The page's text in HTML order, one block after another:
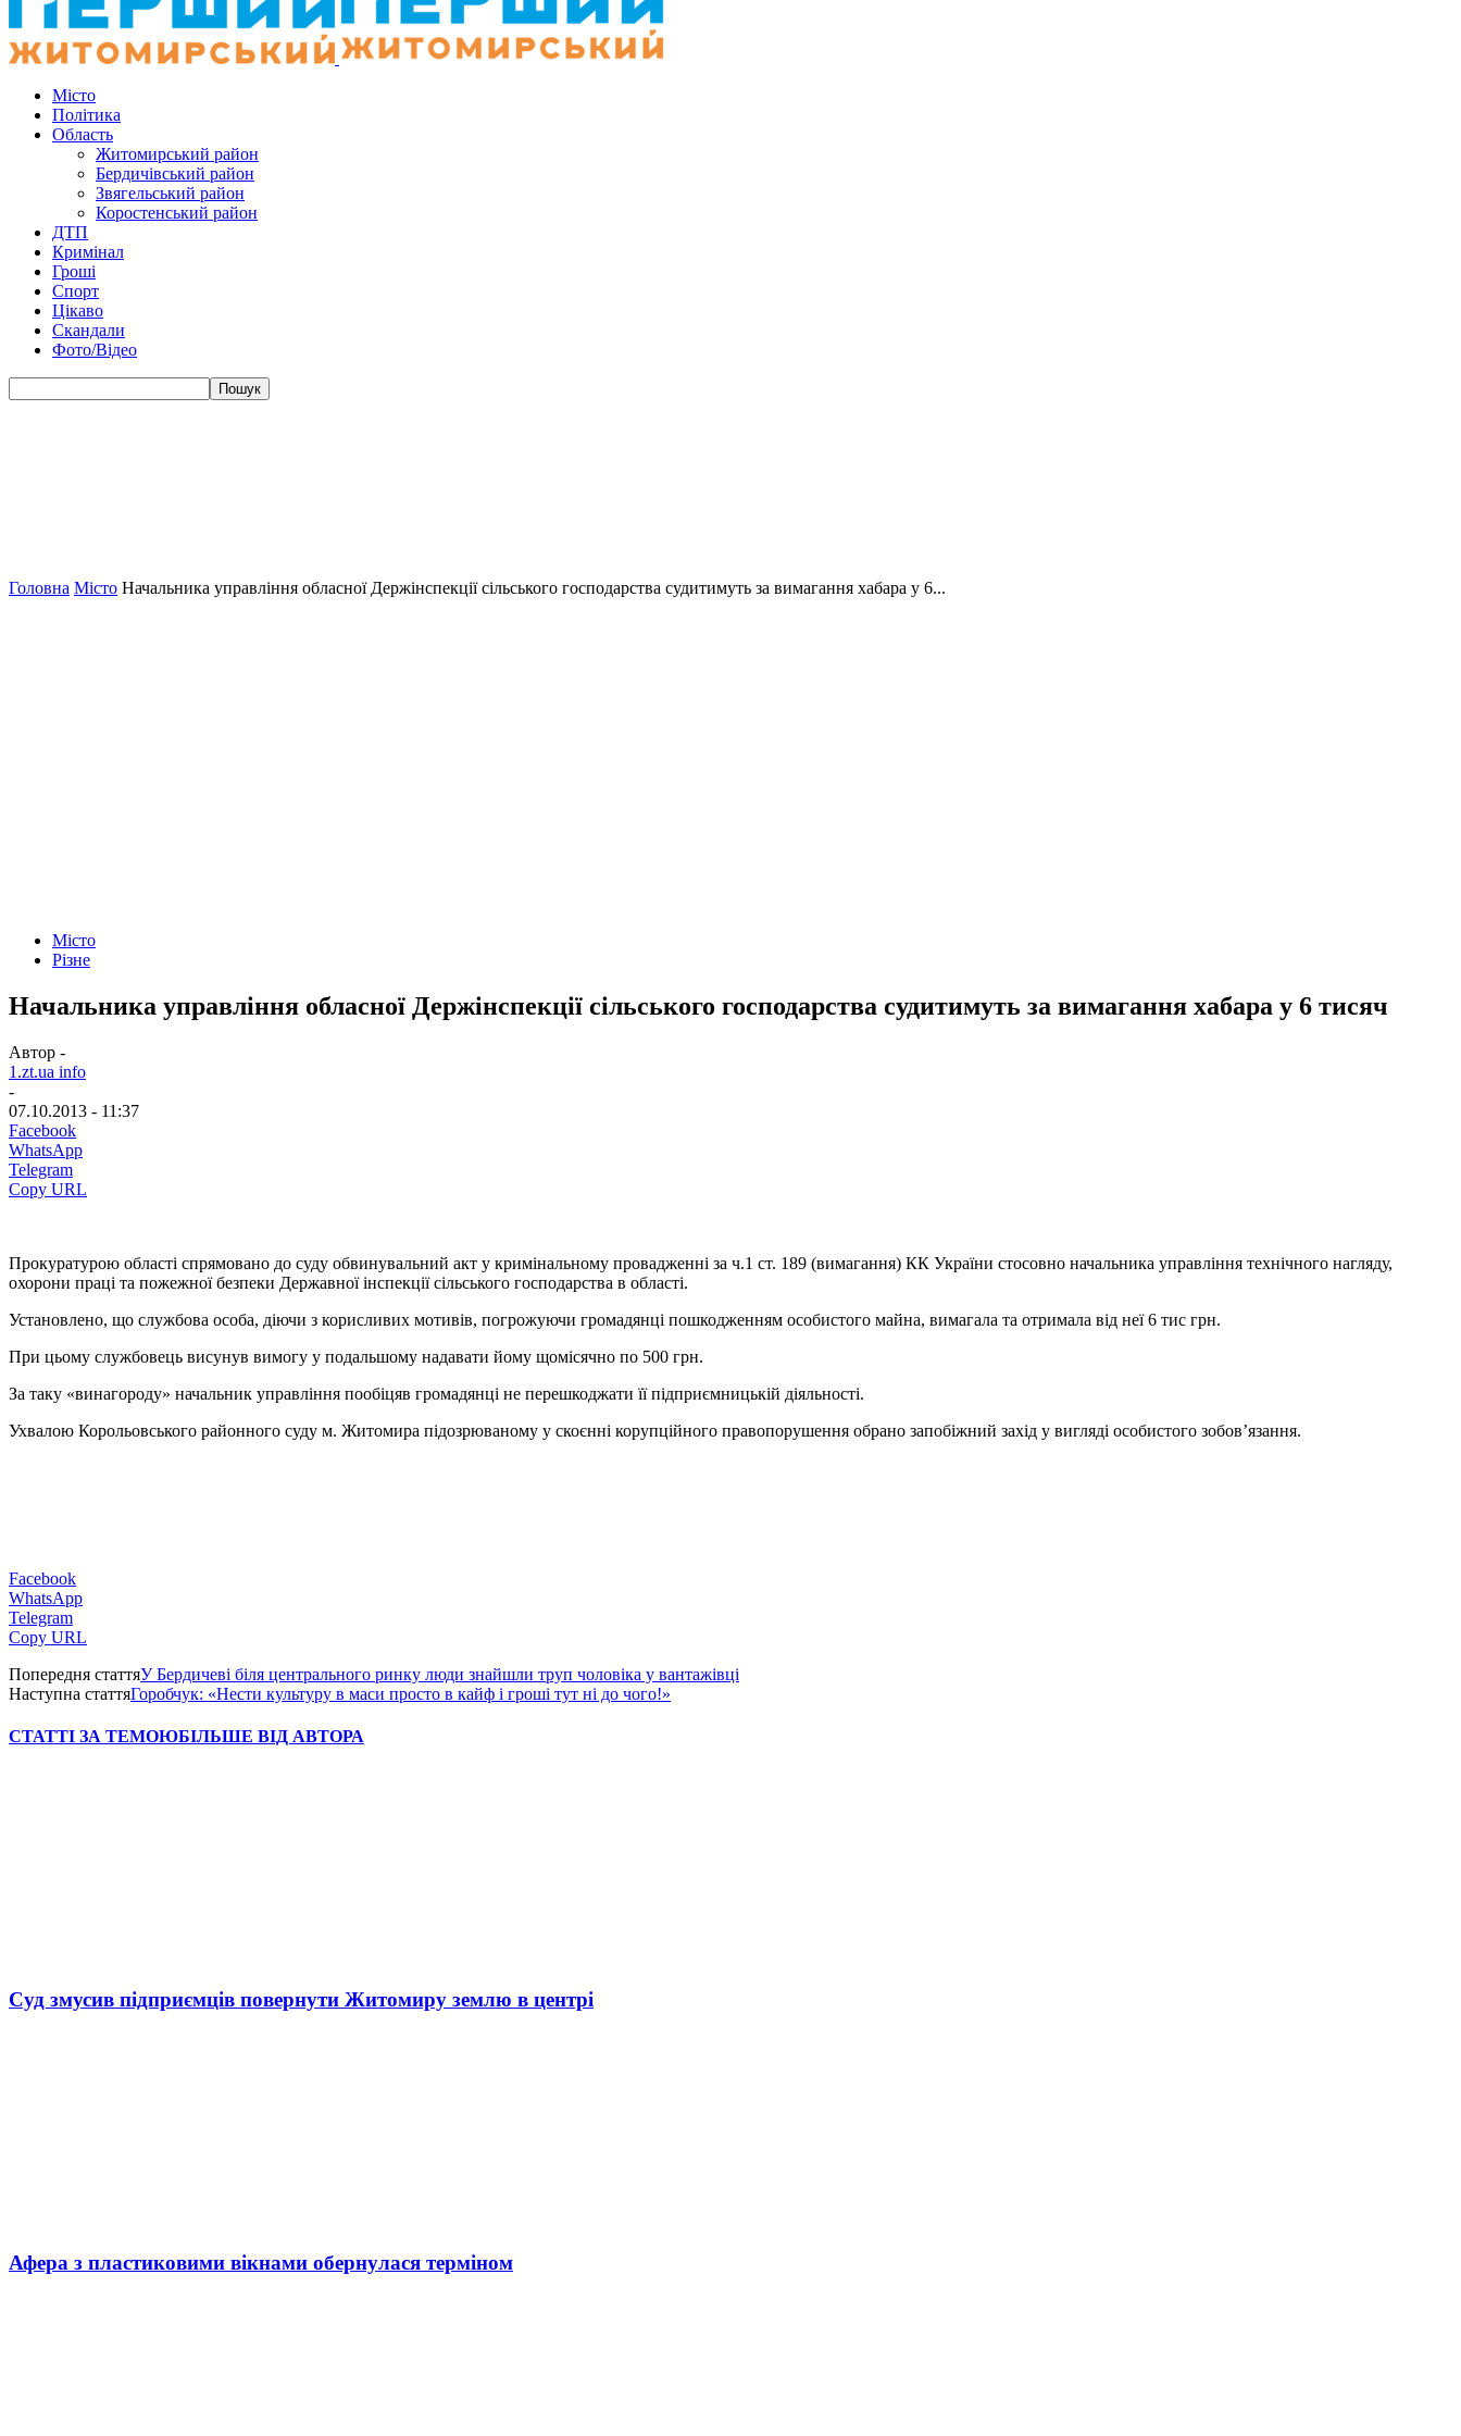
Місто
Політика
Область
Житомирський район
Бердичівський район
Звягельський район
Коростенський район
ДТП
Кримінал
Гроші
Спорт
Цікаво
Скандали
Фото/Відео
Головна Місто Начальника управління обласної Держінспекції сільського господарства судитимуть за вимагання хабара у 6...
Місто
Різне
Начальника управління обласної Держінспекції сільського господарства судитимуть за вимагання хабара у 6 тисяч
Автор -
1.zt.ua info
-
07.10.2013 - 11:37
Facebook
WhatsApp
Telegram
Copy URL
Прокуратурою області спрямовано до суду обвинувальний акт у кримінальному провадженні за ч.1 ст. 189 (вимагання) КК України стосовно начальника управління технічного нагляду,
охорони праці та пожежної безпеки Державної інспекції сільського господарства в області.
Установлено, що службова особа, діючи з корисливих мотивів, погрожуючи громадянці пошкодженням особистого майна, вимагала та отримала від неї 6 тис грн.
При цьому службовець висунув вимогу у подальшому надавати йому щомісячно по 500 грн.
За таку «винагороду» начальник управління пообіцяв громадянці не перешкоджати її підприємницькій діяльності.
Ухвалою Корольовського районного суду м. Житомира підозрюваному у скоєнні корупційного правопорушення обрано запобіжний захід у вигляді особистого зобов’язання.
Facebook
WhatsApp
Telegram
Copy URL
Попередня статтяУ Бердичеві біля центрального ринку люди знайшли труп чоловіка у вантажівці
Наступна статтяГоробчук: «Нести культуру в маси просто в кайф і гроші тут ні до чого!»
СТАТТІ ЗА ТЕМОЮБІЛЬШЕ ВІД АВТОРА
Суд змусив підприємців повернути Житомиру землю в центрі
Афера з пластиковими вікнами обернулася терміном